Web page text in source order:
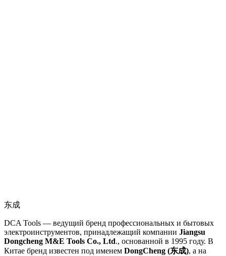
东成
DCA Tools — ведущий бренд профессиональных и бытовых
электроинструментов, принадлежащий компании Jiangsu
Dongcheng M&E Tools Co., Ltd., основанной в 1995 году. В
Китае бренд известен под именем DongCheng (东成), а на